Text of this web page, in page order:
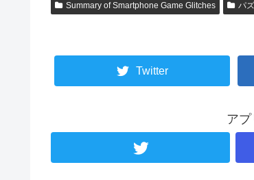
Summary of Smartphone Game Glitches パ
Twitter
ア